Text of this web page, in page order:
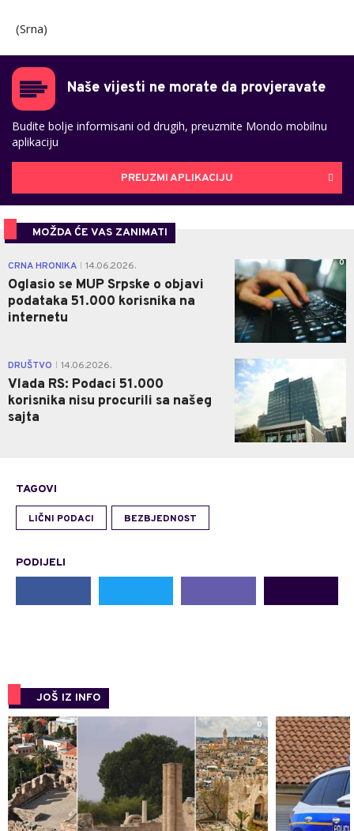
(Srna)
Naše vijesti ne morate da provjeravate
Budite bolje informisani od drugih, preuzmite Mondo mobilnu
aplikaciju
PREUZMI APLIKACIJU
MOŽDA ĆE VAS ZANIMATI
CRNA HRONIKA 14.06.2026.
Oglasio se MUP Srpske o objavi
podataka 51.000 korisnika na
internetu
0
DRUŠTVO 14.06.2026.
Vlada RS: Podaci 51.000
korisnika nisu procurili sa našeg
sajta
TAGOVI
LIČNI PODACI BEZBJEDNOST
PODIJELI
JOŠ IZ INFO
0